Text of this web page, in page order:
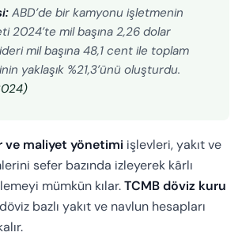
ABD’de bir kamyonu işletmenin
2024’te mil başına 2,26 dolar
mil başına 48,1 cent ile toplam
yaklaşık %21,3’ünü oluşturdu.
ve maliyet yönetimi işlevleri, yakıt ve
sefer bazında izleyerek kârlı
mümkün kılar.TCMB döviz kuru
bazlı yakıt ve navlun hesapları